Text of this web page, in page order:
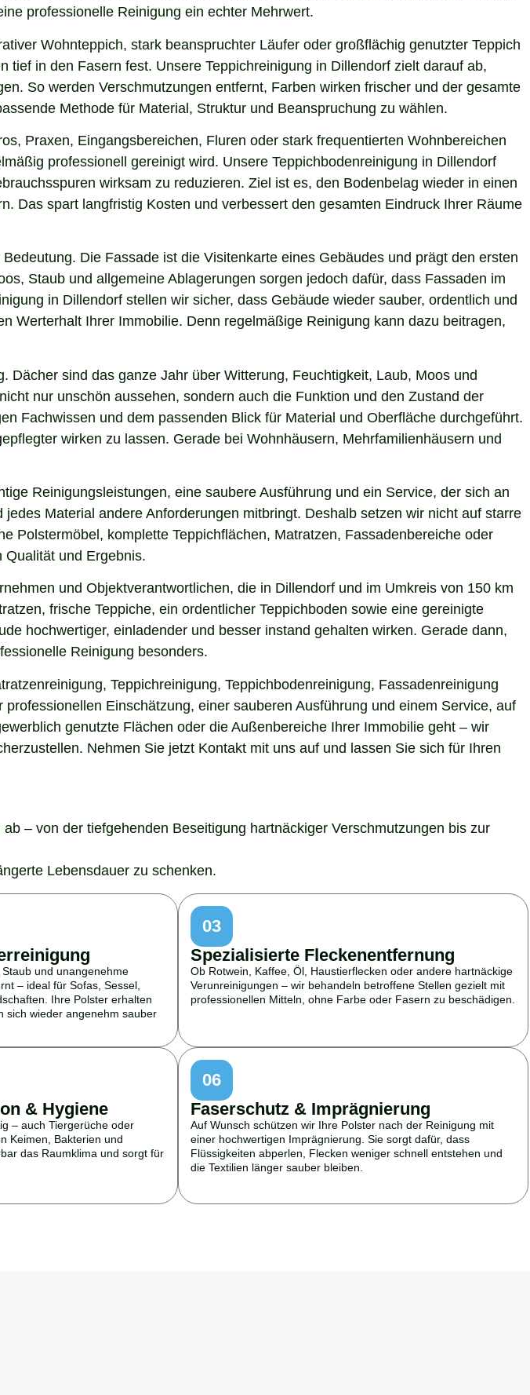
professionelle Reinigung ein echter Mehrwert.
Wohnteppich, stark beanspruchter Läufer oder großflächig genutzter Teppich
in den Fasern fest. Unsere Teppichreinigung in Dillendorf zielt darauf ab,
So werden Verschmutzungen entfernt, Farben wirken frischer und der gesamte
Methode für Material, Struktur und Beanspruchung zu wählen.
Praxen, Eingangsbereichen, Fluren oder stark frequentierten Wohnbereichen
professionell gereinigt wird. Unsere Teppichbodenreinigung in Dillendorf
wirksam zu reduzieren. Ziel ist es, den Bodenbelag wieder in einen
Das spart langfristig Kosten und verbessert den gesamten Eindruck Ihrer Räume
Die Fassade ist die Visitenkarte eines Gebäudes und prägt den ersten
Staub und allgemeine Ablagerungen sorgen jedoch dafür, dass Fassaden im
in Dillendorf stellen wir sicher, dass Gebäude wieder sauber, ordentlich und
Werterhalt Ihrer Immobilie. Denn regelmäßige Reinigung kann dazu beitragen,
sind das ganze Jahr über Witterung, Feuchtigkeit, Laub, Moos und
nur unschön aussehen, sondern auch die Funktion und den Zustand der
Fachwissen und dem passenden Blick für Material und Oberfläche durchgeführt.
wirken zu lassen. Gerade bei Wohnhäusern, Mehrfamilienhäusern und
Reinigungsleistungen, eine saubere Ausführung und ein Service, der sich an
Material andere Anforderungen mitbringt. Deshalb setzen wir nicht auf starre
Polstermöbel, komplette Teppichflächen, Matratzen, Fassadenbereiche oder
Qualität und Ergebnis.
und Objektverantwortlichen, die in Dillendorf und im Umkreis von 150 km
frische Teppiche, ein ordentlicher Teppichboden sowie eine gereinigte
hochwertiger, einladender und besser instand gehalten wirken. Gerade dann,
Reinigung besonders.
Teppichreinigung, Teppichbodenreinigung, Fassadenreinigung
Einschätzung, einer sauberen Ausführung und einem Service, auf
genutzte Flächen oder die Außenbereiche Ihrer Immobilie geht – wir
Nehmen Sie jetzt Kontakt mit uns auf und lassen Sie sich für Ihren
ab – von der tiefgehenden Beseitigung hartnäckiger Verschmutzungen bis zur
Lebensdauer zu schenken.
und unangenehme
– ideal für Sofas, Sessel,
Ihre Polster erhalten
sich wieder angenehm sauber
03
Spezialisierte Fleckenentfernung
Ob Rotwein, Kaffee, Öl, Haustierflecken oder andere hartnäckige
Verunreinigungen – wir behandeln betroffene Stellen gezielt mit
professionellen Mitteln, ohne Farbe oder Fasern zu beschädigen.
& Hygiene
– auch Tiergerüche oder
Keimen, Bakterien und
das Raumklima und sorgt für
06
Faserschutz & Imprägnierung
Auf Wunsch schützen wir Ihre Polster nach der Reinigung mit
einer hochwertigen Imprägnierung. Sie sorgt dafür, dass
Flüssigkeiten abperlen, Flecken weniger schnell entstehen und
die Textilien länger sauber bleiben.